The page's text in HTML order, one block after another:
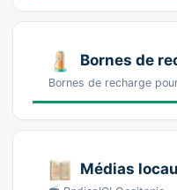
Bornes de
Bornes de recharge
Médias